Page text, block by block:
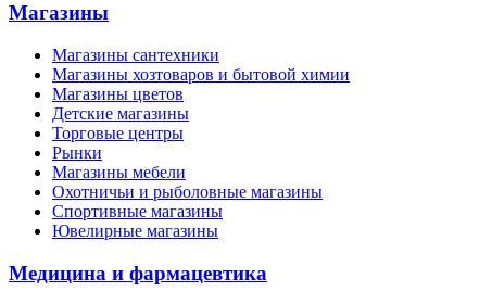
Магазины
Магазины сантехники
Магазины хозтоваров и бытовой химии
Магазины цветов
Детские магазины
Торговые центры
Рынки
Магазины мебели
Охотничьи и рыболовные магазины
Спортивные магазины
Ювелирные магазины
Медицина и фармацевтика